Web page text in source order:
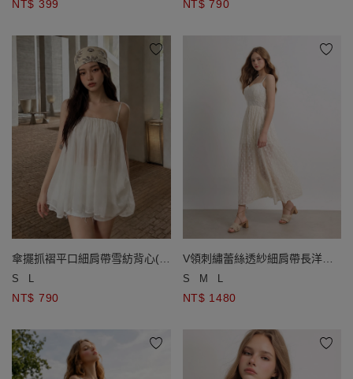
NT$ 399 NT$ 790
傘擺抓褶平口細肩帶雪紡背心(附
胸墊)
S L
NT$ 790
V領刺繡蕾絲透紗細肩帶長洋裝
(附胸墊)
S M L
NT$ 1480